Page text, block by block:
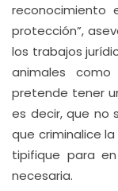
protección”,
los trabajos
animales
pretende tener
es decir, que no
que criminalice
tipifique para
necesaria.